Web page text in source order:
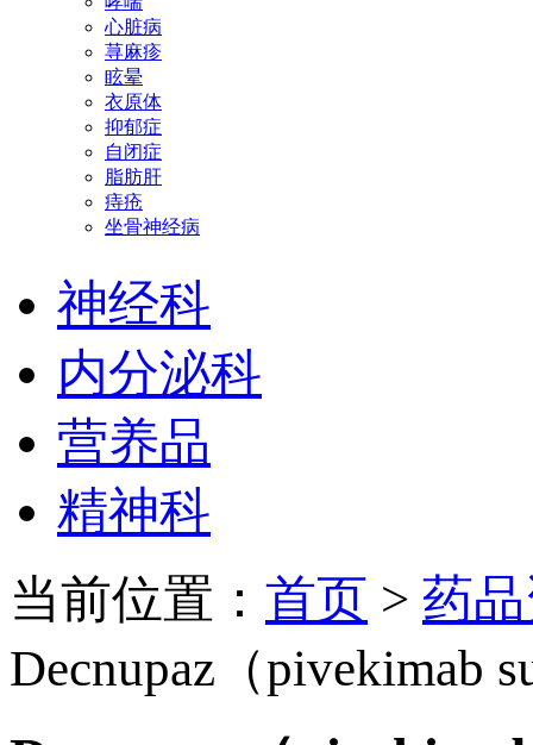
心脏病
荨麻疹
眩晕
衣原体
抑郁症
自闭症
脂肪肝
痔疮
坐骨神经病
神经科
内分泌科
营养品
精神科
当前位置： 首页 > 药
Decnupaz（pivekimab